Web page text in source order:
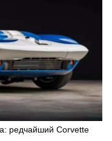
редчайший Corvette